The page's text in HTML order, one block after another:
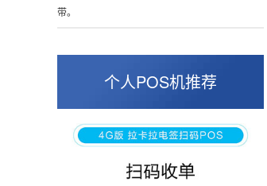
张小姐
好，但是可以接受。售后服务好整体比较满意。
个人POS机推荐